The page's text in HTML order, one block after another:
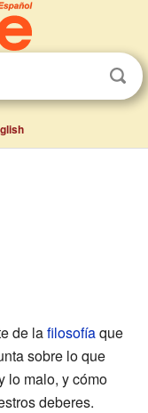
de lafilosofíaque
sobre lo que
lo malo, y cómo
deberes.